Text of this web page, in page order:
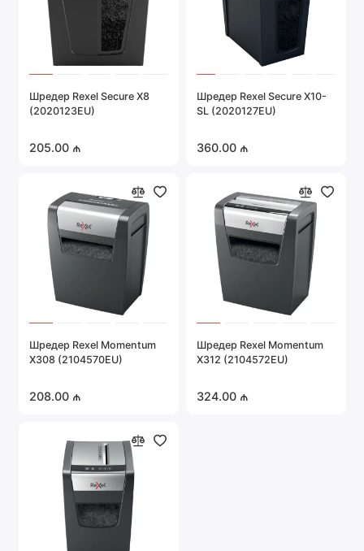
Шредер Rexel Secure X8
(2020123EU)
205.00 ₼
Шредер Rexel Secure X10-
SL (2020127EU)
360.00 ₼
Шредер Rexel Momentum
X308 (2104570EU)
208.00 ₼
Шредер Rexel Momentum
X312 (2104572EU)
324.00 ₼